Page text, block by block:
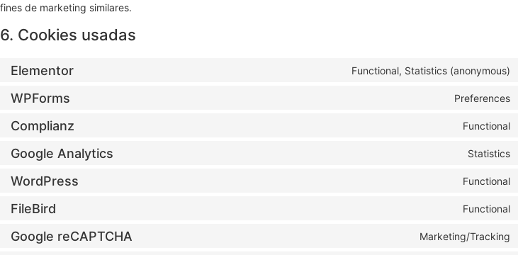
fines de marketing similares.
6. Cookies usadas
Elementor Functional, Statistics (anonymous)
WPForms Preferences
Complianz Functional
Google Analytics Statistics
WordPress Functional
FileBird Functional
Google reCAPTCHA Marketing/Tracking